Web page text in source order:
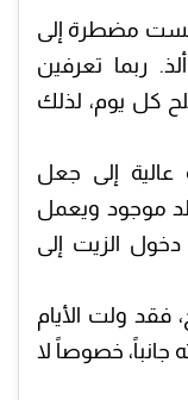
لست مضطرة إلى
ربما تعرفين
كل يوم، لذلك
إلى جعل
موجود ويعمل
الزيت إلى
فقد ولت الأيام
خصوصاً لا